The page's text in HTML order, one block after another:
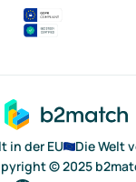
in der EU
Die Welt
© 2025